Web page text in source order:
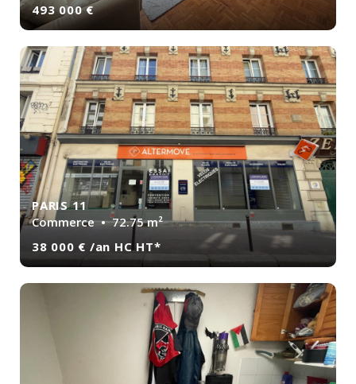
493 000 €
PARIS 11
Commerce• 72.75 m²
38 000 € /an HC HT*